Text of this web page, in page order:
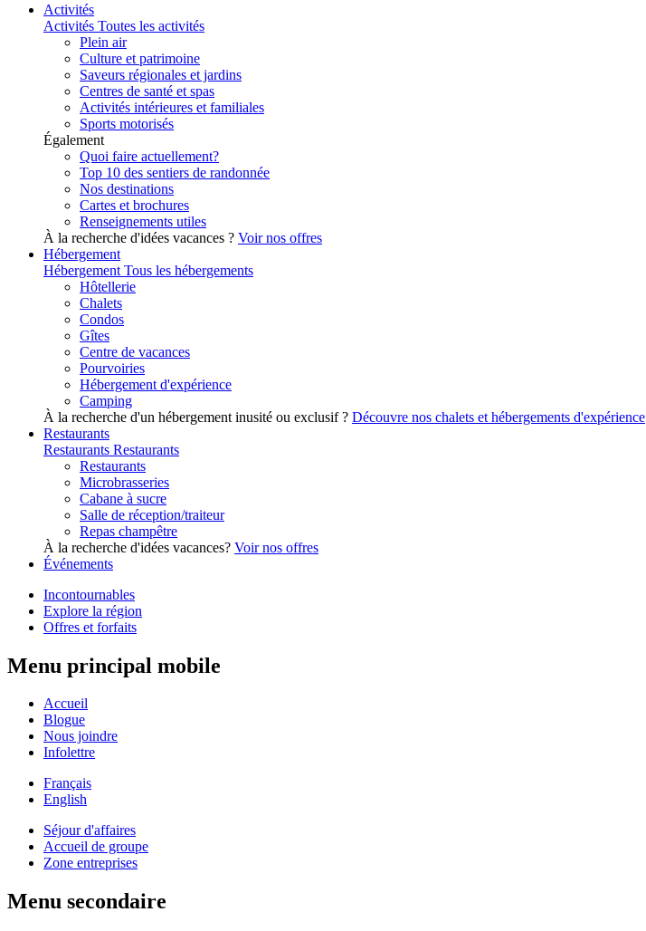
Activités
Activités Toutes les activités
Plein air
Culture et patrimoine
Saveurs régionales et jardins
Centres de santé et spas
Activités intérieures et familiales
Sports motorisés
Également
Quoi faire actuellement?
Top 10 des sentiers de randonnée
Nos destinations
Cartes et brochures
Renseignements utiles
À la recherche d'idées vacances ? Voir nos offres
Hébergement
Hébergement Tous les hébergements
Hôtellerie
Chalets
Condos
Gîtes
Centre de vacances
Pourvoiries
Hébergement d'expérience
Camping
À la recherche d'un hébergement inusité ou exclusif ? Découvre nos chalets et hébergements d'expérience
Restaurants
Restaurants Restaurants
Restaurants
Microbrasseries
Cabane à sucre
Salle de réception/traiteur
Repas champêtre
À la recherche d'idées vacances? Voir nos offres
Événements
Incontournables
Explore la région
Offres et forfaits
Menu principal mobile
Accueil
Blogue
Nous joindre
Infolettre
Français
English
Séjour d'affaires
Accueil de groupe
Zone entreprises
Menu secondaire